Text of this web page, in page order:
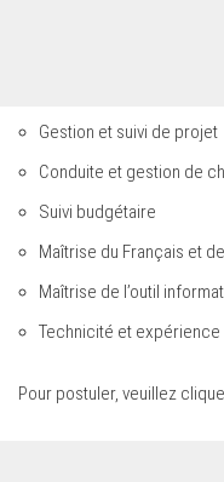
Gestion et suivi de projet
Conduite et gestion de
Suivi budgétaire
Maîtrise du Français et de
Maîtrise de l’outil
Technicité et expérience
Pour postuler, veuillez